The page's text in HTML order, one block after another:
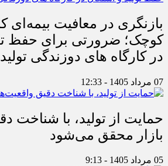
بازنگری در معافیت بیمه‌ای
کوچک؛ ضرورتی برای حفظ
در کارگاه های دوزندگی
07 مرداد 1405 - 12:33
حمایت از تولید، با شناخت
بازار محقق می‌شود
05 مرداد 1405 - 9:13